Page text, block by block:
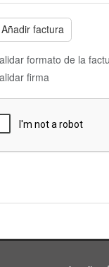
Añadir factura
formato de la
firma